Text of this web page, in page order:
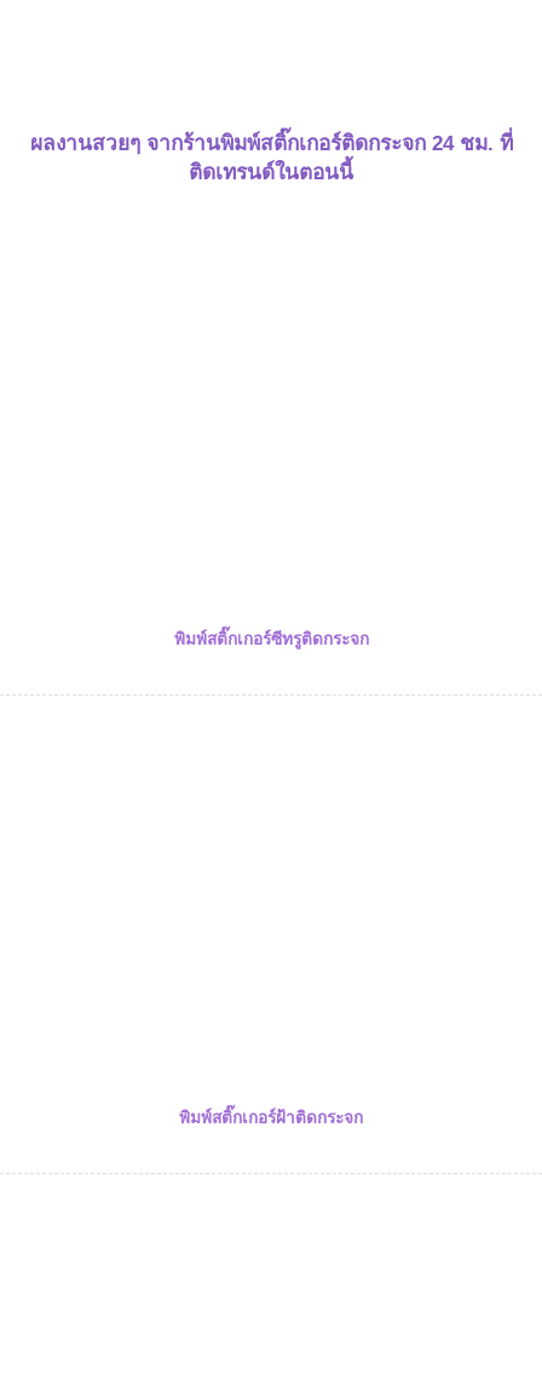
ผลงานสวยๆ จากร้านพิมพ์สติ๊กเกอร์ติดกระจก 24 ชม. ที่
ติดเทรนด์ในตอนนี้
พิมพ์สติ๊กเกอร์ซีทรูติดกระจก
พิมพ์สติ๊กเกอร์ฝ้าติดกระจก